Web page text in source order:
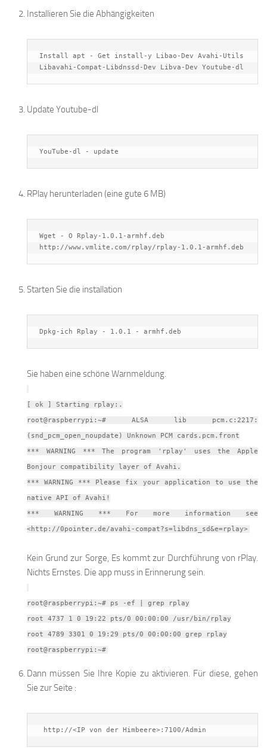
Installieren Sie die Abhängigkeiten
Install apt - Get install-y Libao-Dev Avahi-Utils
Libavahi-Compat-Libdnssd-Dev Libva-Dev Youtube-dl
Update Youtube-dl
YouTube-dl - update
RPlay herunterladen (eine gute 6 MB)
Wget - O Rplay-1.0.1-armhf.deb
http://www.vmlite.com/rplay/rplay-1.0.1-armhf.deb
Starten Sie die installation
Dpkg-ich Rplay - 1.0.1 - armhf.deb
Sie haben eine schöne Warnmeldung.
[ ok ] Starting rplay:.
root@raspberrypi:~# ALSA lib pcm.c:2217:
(snd_pcm_open_noupdate) Unknown PCM cards.pcm.front
*** WARNING *** The program 'rplay' uses the Apple
Bonjour compatibility layer of Avahi.
*** WARNING *** Please fix your application to use the
native API of Avahi!
*** WARNING *** For more information see
<http://0pointer.de/avahi-compat?s=libdns_sd&e=rplay>
Kein Grund zur Sorge, Es kommt zur Durchführung von rPlay.
Nichts Ernstes. Die app muss in Erinnerung sein.
root@raspberrypi:~# ps -ef | grep rplay
root 4737 1 0 19:22 pts/0 00:00:00 /usr/bin/rplay
root 4789 3301 0 19:29 pts/0 00:00:00 grep rplay
root@raspberrypi:~#
Dann müssen Sie Ihre Kopie zu aktivieren. Für diese, gehen
Sie zur Seite :
http://<IP von der Himbeere>:7100/Admin